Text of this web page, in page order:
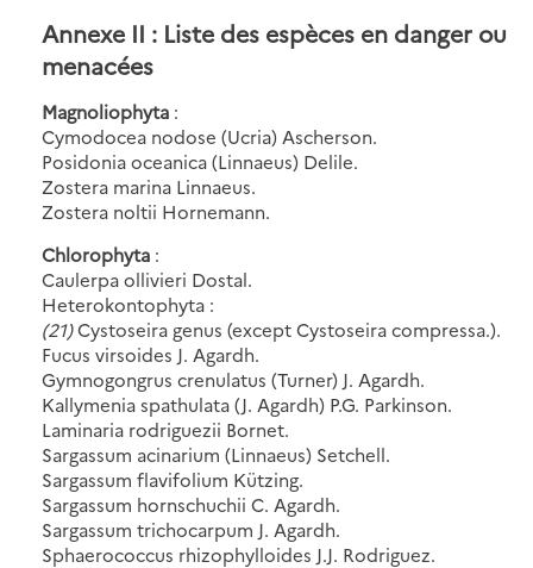
Annexe II : Liste des espèces en danger ou
menacées
Magnoliophyta :
Cymodocea nodose (Ucria) Ascherson.
Posidonia oceanica (Linnaeus) Delile.
Zostera marina Linnaeus.
Zostera noltii Hornemann.
Chlorophyta :
Caulerpa ollivieri Dostal.
Heterokontophyta :
(21)Cystoseira genus (except Cystoseira compressa.).
Fucus virsoides J. Agardh.
Gymnogongrus crenulatus (Turner) J. Agardh.
Kallymenia spathulata (J. Agardh) P.G. Parkinson.
Laminaria rodriguezii Bornet.
Sargassum acinarium (Linnaeus) Setchell.
Sargassum flavifolium Kützing.
Sargassum hornschuchii C. Agardh.
Sargassum trichocarpum J. Agardh.
Sphaerococcus rhizophylloides J.J. Rodriguez.